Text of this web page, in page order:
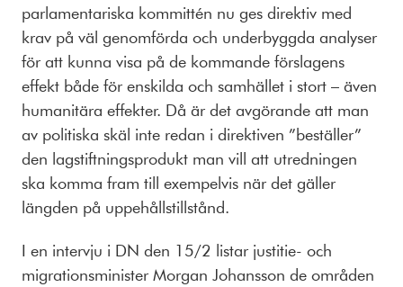
parlamentariska kommittén nu ges direktiv med
krav på väl genomförda och underbyggda analyser
för att kunna visa på de kommande förslagens
effekt både för enskilda och samhället i stort – även
humanitära effekter. Då är det avgörande att man
av politiska skäl inte redan i direktiven ”beställer”
den lagstiftningsprodukt man vill att utredningen
ska komma fram till exempelvis när det gäller
längden på uppehållstillstånd.
I en intervju i DN den 15/2 listar justitie- och
migrationsminister Morgan Johansson de områden